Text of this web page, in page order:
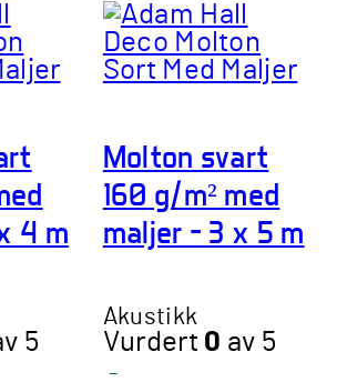
varianter.
Alternativene
på
produktsiden
4 m
5
Molton svart
160 g/m² med
maljer – 3 x 5 m
Akustikk
Vurdert 0 av 5
-